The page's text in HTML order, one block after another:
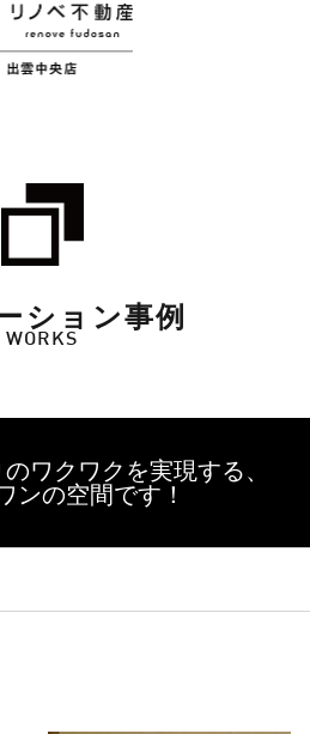
ション事例
WORKS
ワクワクを実現する、
ンの空間です！